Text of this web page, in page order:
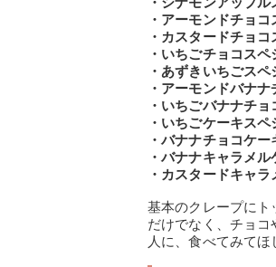
・アーモンドチョ
・カスタードチョ
・いちごチョコス
・あずきいちごス
・アーモンドバナ
・いちごバナナチ
・いちごケーキス
・バナナチョコケ
・バナナキャラメ
・カスタードキャ
基本のクレープに
だけでなく、チョ
人に、食べてみてほ